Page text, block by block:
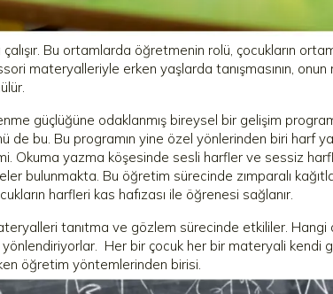
Bu ortamlarda öğretmenin rolü, çocukların
materyalleriyle erken yaşlarda tanışmasının,
güçlüğüne odaklanmış bireysel bir gelişim
de bu. Bu programın yine özel yönlerinden biri harf
Okuma yazma köşesinde sesli harfler ve sessiz
bulunmakta. Bu öğretim sürecinde zımparalı
harfleri kas hafızası ile öğrenesi sağlanır.
tanıtma ve gözlem sürecinde etkililer.
Her bir çocuk her bir materyali kendi
öğretim yöntemlerinden birisi.